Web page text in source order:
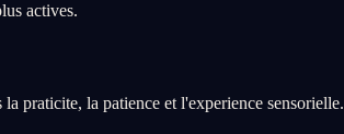
actives.
praticite, la patience et l'experience sensorielle.